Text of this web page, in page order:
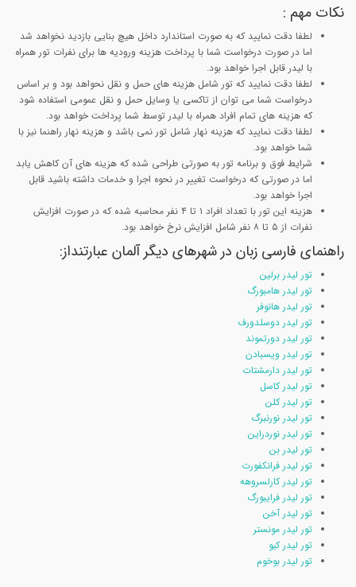
نکات مهم :
لطفا دقت نمایید که به صورت استاندارد داخل هیچ بنایی بازدید نخواهد شد
اما در صورت درخواست شما با پرداخت هزینه ورودیه ها برای نفرات تور همراه
با لیدر قابل اجرا خواهد بود.
لطفا دقت نمایید که تور شامل هزینه های حمل و نقل نحواهد بود و بر اساس
درخواست شما می توان از تاکسی یا وسایل حمل و نقل عمومی استفاده شود
که هزینه های تمام افراد همراه با لیدر توسط شما پرداخت خواهد بود.
لطفا دقت نمایید که هزینه نهار شامل تور نمی باشد و هزینه نهار راهنما نیز با
شما خواهد بود.
شرایط فوق و برنامه تور به صورتی طراحی شده که هزینه های آن کاهش یابد
اما در صورتی که درخواست تغییر در نحوه اجرا و خدمات داشته باشید قابل
اجرا خواهد بود.
هزینه این تور با تعداد افراد ۱ تا ۴ نفر محاسبه شده که در صورت افزایش
نفرات از ۵ تا ۸ نفر شامل افزایش نرخ خواهد بود.
راهنمای فارسی زبان در شهرهای دیگر آلمان عبارتنداز:
تور لیدر برلین
تور لیدر هامبورگ
تور لیدر هانوفر
تور لیدر دوسلدورف
تور لیدر دورتموند
تور لیدر ویسبادن
تور لیدر دارمشتات
تور لیدر کاسل
تور لیدر کلن
تور لیدر نورنبرگ
تور لیدر نوردراین
تور لیدر بن
تور لیدر فرانکفورت
تور لیدر کارلسروهه
تور لیدر فرایبورگ
تور لیدر آخن
تور لیدر مونستر
تور لیدر کیو
تور لیدر بوخوم